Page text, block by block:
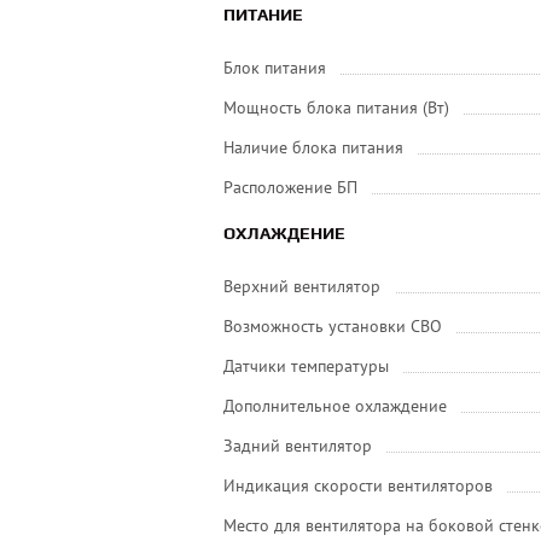
ПИТАНИЕ
Блок питания
Мощность блока питания (Вт)
Наличие блока питания
Расположение БП
ОХЛАЖДЕНИЕ
Верхний вентилятор
Возможность установки СВО
Датчики температуры
Дополнительное охлаждение
Задний вентилятор
Индикация скорости вентиляторов
Место для вентилятора на боковой